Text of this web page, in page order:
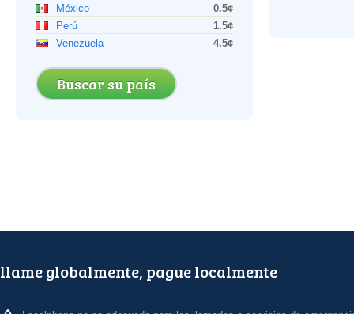
México
0.5¢
Perú
1.5¢
Venezuela
4.5¢
Buscar su país
llame globalmente, pague localmente